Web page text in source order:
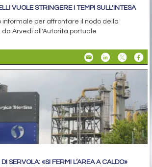
VUOLE STRINGERE I TEMPI SULL'INTESA
informale per affrontare il nodo della
Arvedi all'Autorità portuale
SERVOLA: «SI FERMI L’AREA A CALDO»